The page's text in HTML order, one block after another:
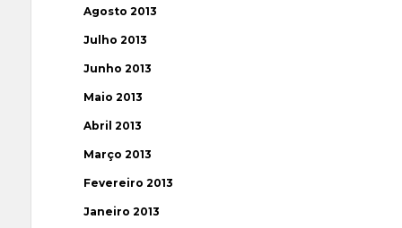
Agosto 2013
Julho 2013
Junho 2013
Maio 2013
Abril 2013
Março 2013
Fevereiro 2013
Janeiro 2013